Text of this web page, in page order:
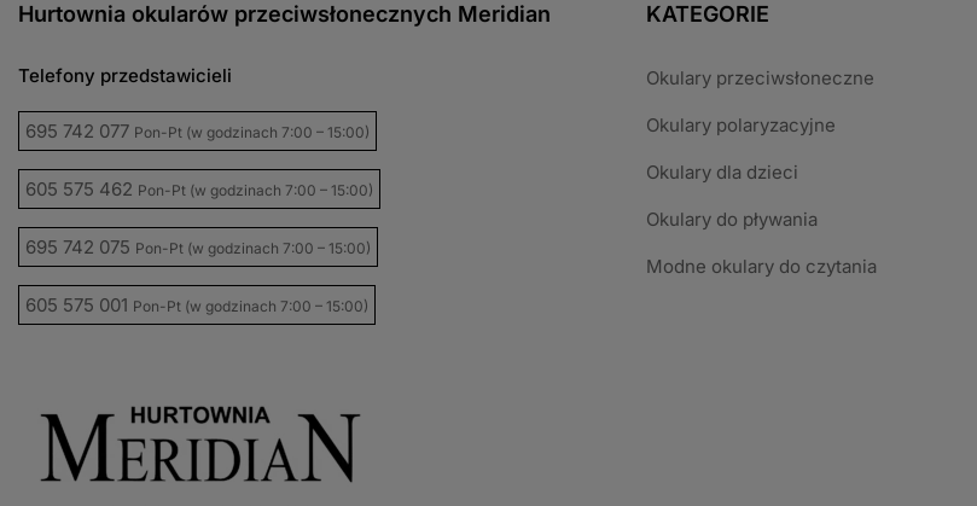
Hurtownia okularów przeciwsłonecznych Meridian
Telefony przedstawicieli
695 742 077 Pon-Pt (w godzinach 7:00 – 15:00)
605 575 462 Pon-Pt (w godzinach 7:00 – 15:00)
695 742 075 Pon-Pt (w godzinach 7:00 – 15:00)
605 575 001 Pon-Pt (w godzinach 7:00 – 15:00)
KATEGORIE
Okulary przeciwsłoneczne
Okulary polaryzacyjne
Okulary dla dzieci
Okulary do pływania
Modne okulary do czytania